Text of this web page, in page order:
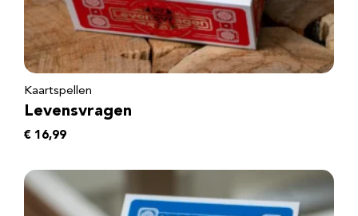
Kaartspellen
Levensvragen
€ 16,99